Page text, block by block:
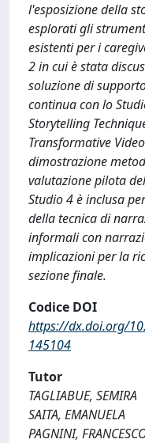
l'esposizione della
esplorati gli
esistenti per i
2 in cui è stata
soluzione di
continua con lo
Storytelling
Transformative
dimostrazione
valutazione pilota
Studio 4 è inclusa
della tecnica di
informali con
implicazioni per la
sezione finale.
Codice DOI
https://dx.doi.org/
145104
Tutor
TAGLIABUE, SEMIRA
SAITA, EMANUELA
PAGNINI,